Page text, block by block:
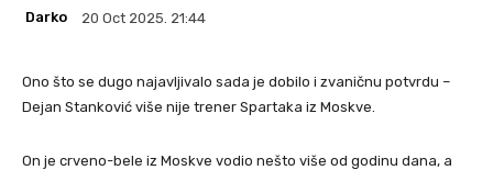
Darko 20 Oct 2025. 21:44
Ono što se dugo najavljivalo sada je dobilo i zvaničnu potvrdu –
Dejan Stanković više nije trener Spartaka iz Moskve.
On je crveno-bele iz Moskve vodio nešto više od godinu dana, a